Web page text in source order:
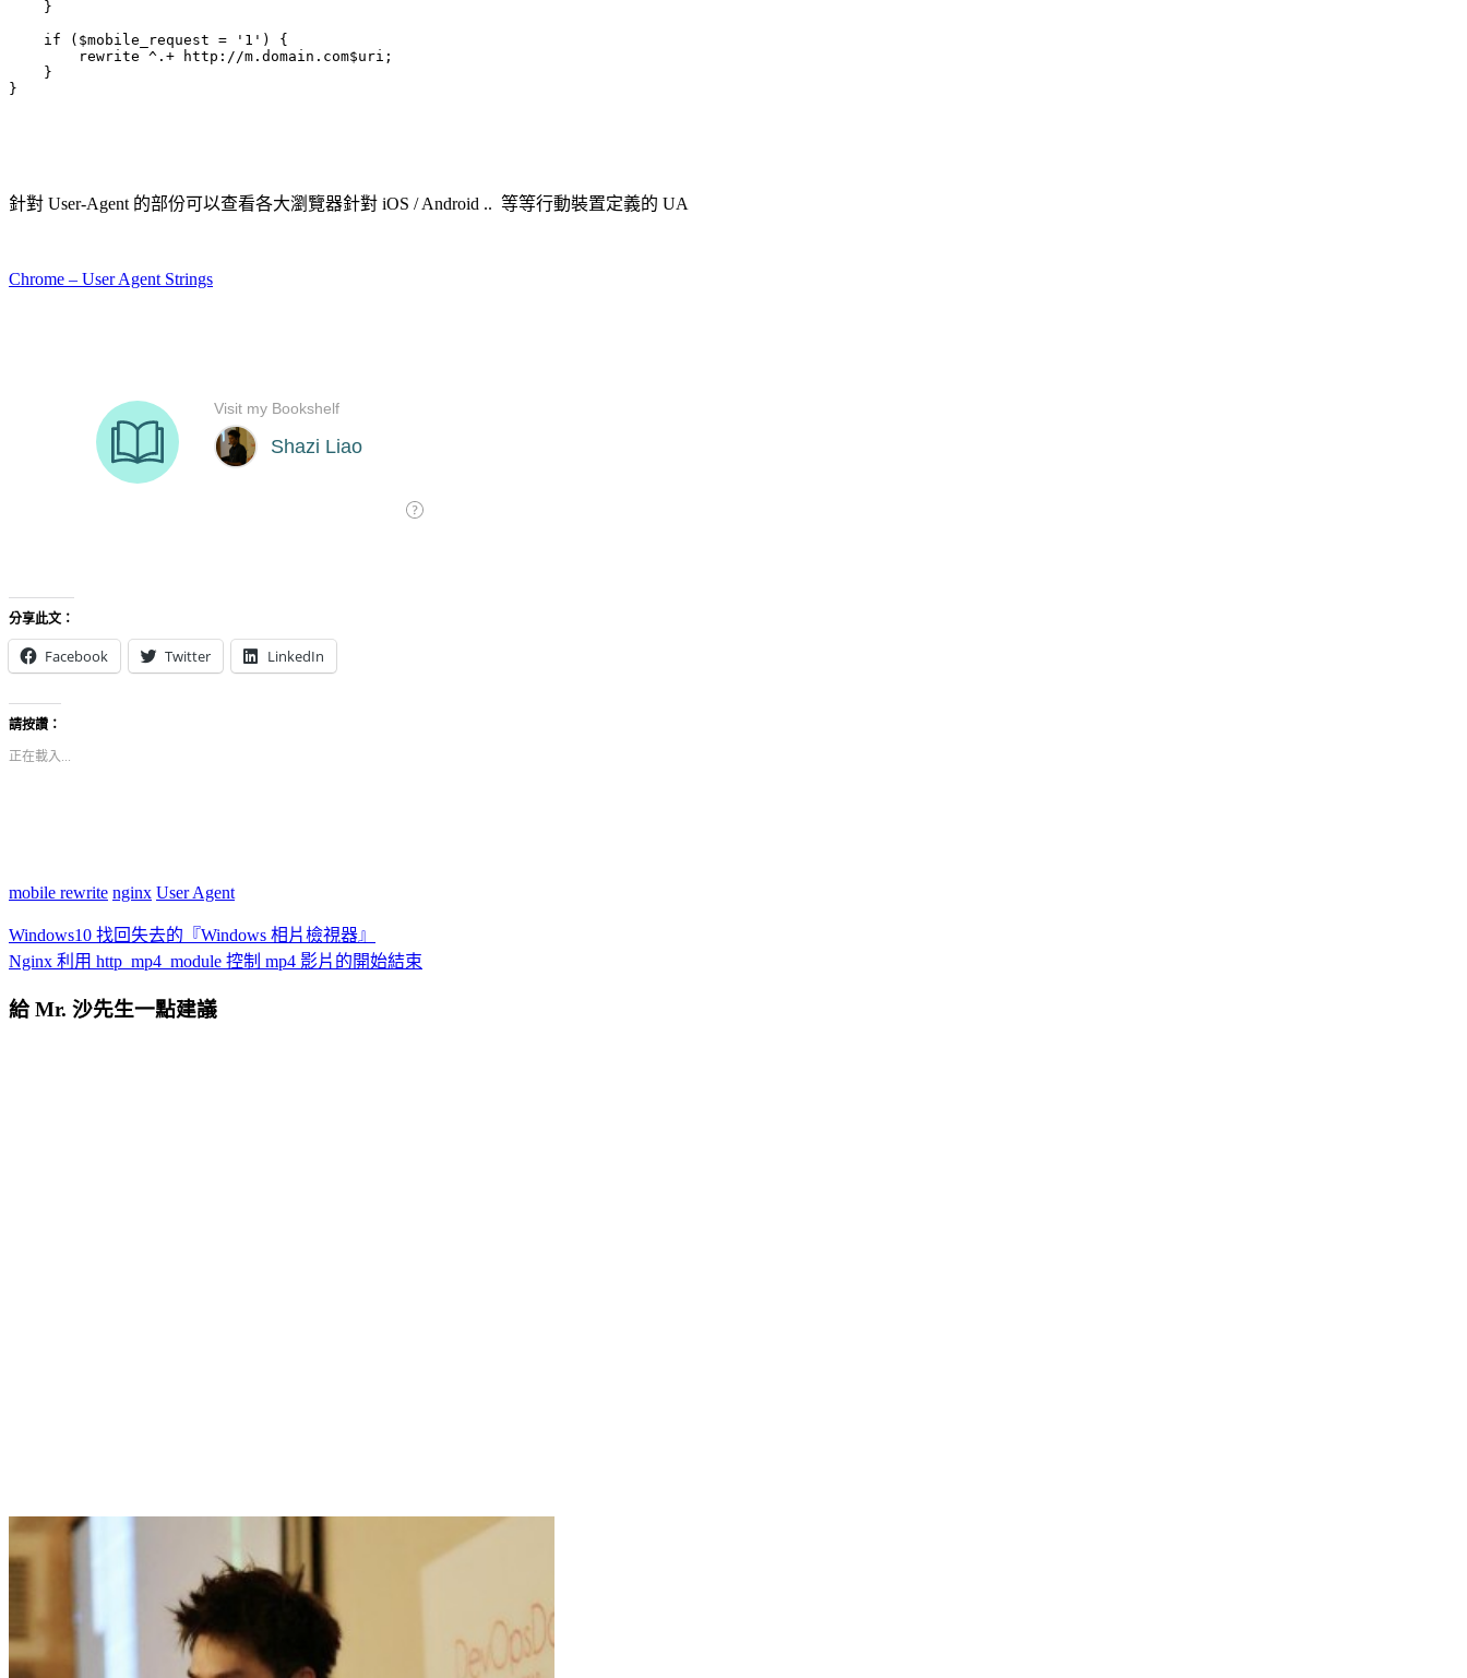
    }
    if ($mobile_request = '1') {
        rewrite ^.+ http://m.domain.com$uri;
    }
}
針對 User-Agent 的部份可以查看各大瀏覽器針對 iOS / Android .. 等等行動裝置定義的 UA
Chrome – User Agent Strings
分享此文：
Facebook Twitter LinkedIn
請按讚：
正在載入...
mobile rewrite nginx User Agent
Windows10 找回失去的『Windows 相片檢視器』
Nginx 利用 http_mp4_module 控制 mp4 影片的開始結束
給 Mr. 沙先生一點建議